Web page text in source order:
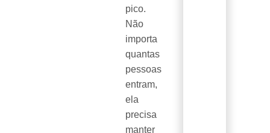
pico.
Não
importa
quantas
pessoas
entram,
ela
precisa
manter